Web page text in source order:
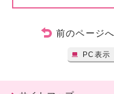
前のページ
PC表示